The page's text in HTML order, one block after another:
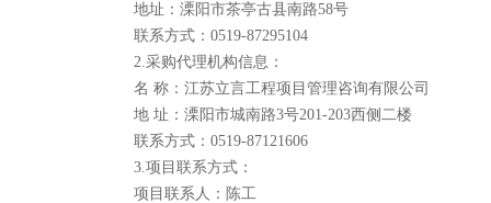
地址：溧阳市茶亭古县南路58号
联系方式： 0519-87295104
2.采购代理机构信息：
名 称：江苏立言工程项目管理咨询有限公司
地 址：溧阳市城南路3号201-203西侧二楼
联系方式： 0519-87121606
3.项目联系方式：
项目联系人：陈工